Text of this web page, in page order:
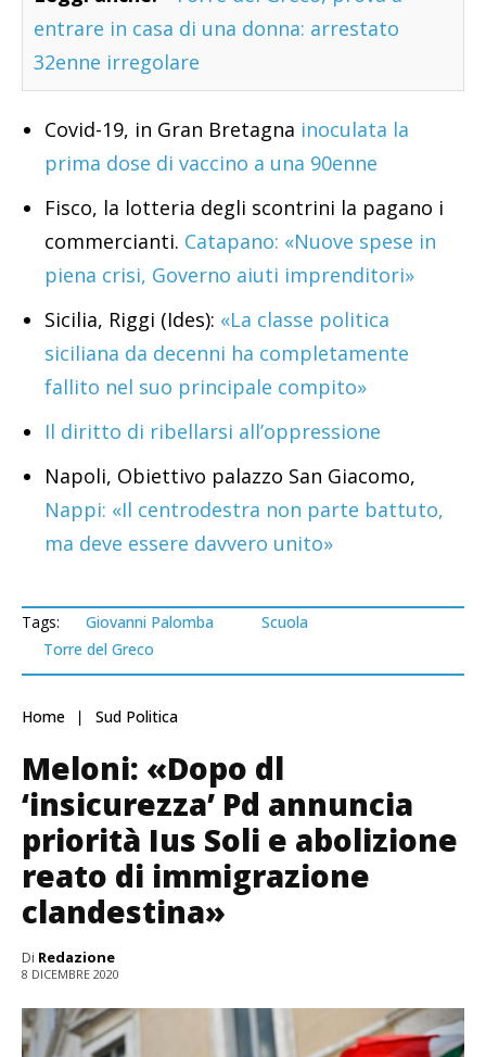
entrare in casa di una donna: arrestato
32enne irregolare
Covid-19, in Gran Bretagna inoculata la
prima dose di vaccino a una 90enne
Fisco, la lotteria degli scontrini la pagano i
commercianti. Catapano: «Nuove spese in
piena crisi, Governo aiuti imprenditori»
Sicilia, Riggi (Ides): «La classe politica
siciliana da decenni ha completamente
fallito nel suo principale compito»
Il diritto di ribellarsi all’oppressione
Napoli, Obiettivo palazzo San Giacomo,
Nappi: «Il centrodestra non parte battuto,
ma deve essere davvero unito»
Tags: Giovanni Palomba
Scuola
Torre del Greco
Home Sud Politica
Meloni: «Dopo dl
‘insicurezza’ Pd annuncia
priorità Ius Soli e abolizione
reato di immigrazione
clandestina»
Di Redazione
8 DICEMBRE 2020